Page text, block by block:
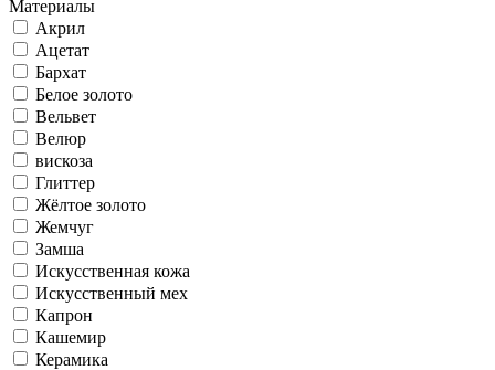
Материалы
Акрил
Ацетат
Бархат
Белое золото
Вельвет
Велюр
вискоза
Глиттер
Жёлтое золото
Жемчуг
Замша
Искусственная кожа
Искусственный мех
Капрон
Кашемир
Керамика